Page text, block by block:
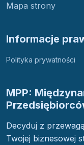
Mapa strony
Informacje
Polityka prywatności
MPP:
Decyduj z
Twojej biznesowej